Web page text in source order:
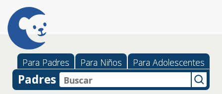
Para Padres Para Niños Para Adolescentes
Padres